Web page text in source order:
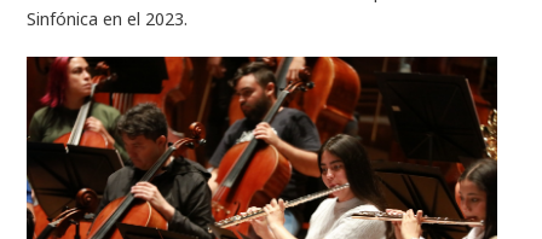
Sinfónica en el 2023.